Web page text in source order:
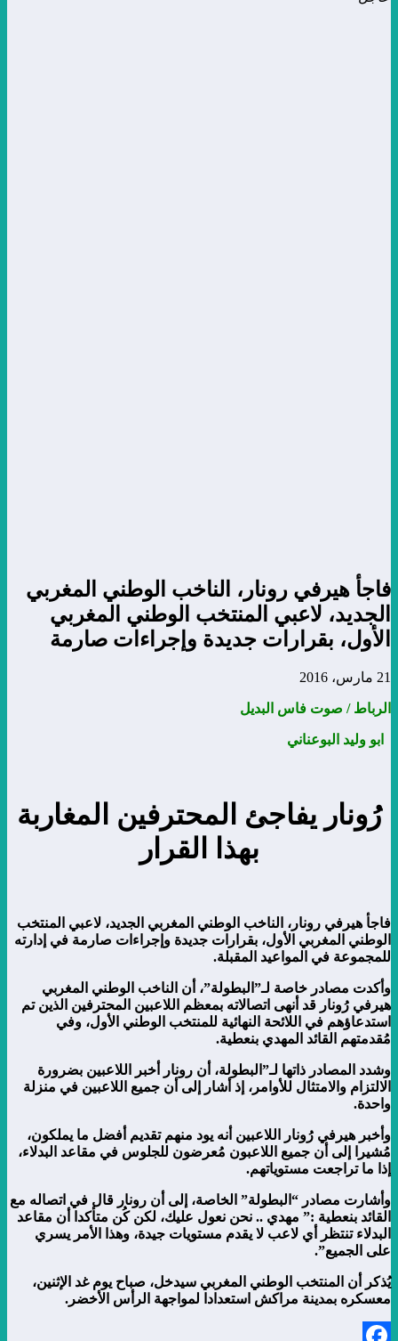
فاجأ هيرفي رونار، الناخب الوطني المغربي
الجديد، لاعبي المنتخب الوطني المغربي
الأول، بقرارات جديدة وإجراءات صارمة
21 مارس، 2016
الرباط / صوت فاس البديل
ابو وليد البوعناني
رُونار يفاجئ المحترفين المغاربة
بهذا القرار
فاجأ هيرفي رونار، الناخب الوطني المغربي الجديد، لاعبي المنتخب
الوطني المغربي الأول، بقرارات جديدة وإجراءات صارمة في إدارته
للمجموعة في المواعيد المقبلة.
وأكدت مصادر خاصة لـ”البطولة”، أن الناخب الوطني المغربي
هيرفي رُونار قد أنهى اتصالاته بمعظم اللاعبين المحترفين الذين تم
استدعاؤهم في اللائحة النهائية للمنتخب الوطني الأول، وفي
مُقدمتهم القائد المهدي بنعطية.
وشدد المصادر ذاتها لـ”البطولة، أن رونار أخبر اللاعبين بضرورة
الالتزام والامتثال للأوامر، إذ أشار إلى أن جميع اللاعبين في منزلة
واحدة.
وأخبر هيرفي رُونار اللاعبين أنه يود منهم تقديم أفضل ما يملكون،
مُشيرا إلى أن جميع اللاعبون مُعرضون للجلوس في مقاعد البدلاء،
إذا ما تراجعت مستوياتهم.
وأشارت مصادر “البطولة” الخاصة، إلى أن رونار قال في اتصاله مع
القائد بنعطية :” مهدي .. نحن نعول عليك، لكن كُن متأكدا أن مقاعد
البدلاء تنتظر أي لاعب لا يقدم مستويات جيدة، وهذا الأمر يسري
على الجميع”.
يُذكر أن المنتخب الوطني المغربي سيدخل، صباح يوم غد الإثنين،
معسكره بمدينة مراكش استعدادا لمواجهة الرأس الأخضر.